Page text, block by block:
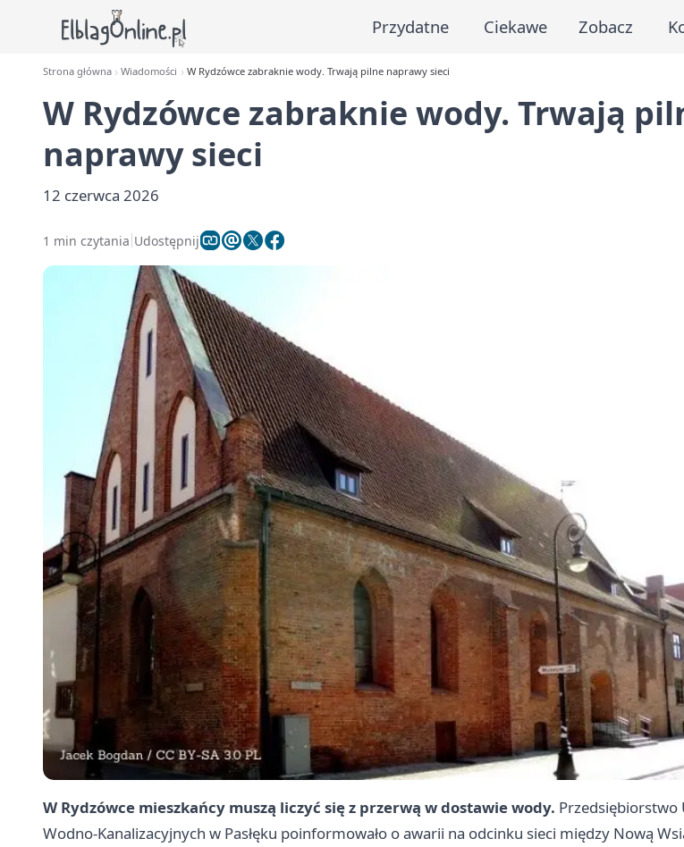
Przydatne Ciekawe Zobacz
Strona główna Wiadomości W Rydzówce zabraknie wody. Trwają pilne naprawy sieci
W Rydzówce zabraknie wody. Trwają
naprawy sieci
12 czerwca 2026
1 min czytania Udostępnij
W Rydzówce mieszkańcy muszą liczyć się z przerwą w dostawie wody. Przedsiębiorstwo
Wodno-Kanalizacyjnych w Pasłęku poinformowało o awarii na odcinku sieci między Nową